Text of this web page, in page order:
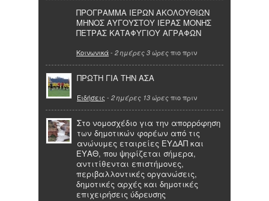
ΠΡΟΓΡΑΜΜΑ ΙΕΡΩΝ ΑΚΟΛΟΥΘΙΩΝ
ΜΗΝΟΣ ΑΥΓΟΥΣΤΟΥ ΙΕΡΑΣ ΜΟΝΗΣ
ΠΕΤΡΑΣ ΚΑΤΑΦΥΓΙΟΥ ΑΓΡΑΦΩΝ
Κοινωνικά- 2 ημέρες 3 ώρες πιο πριν
ΠΡΩΤΗ ΓΙΑ ΤΗΝ ΑΣΑ
Ειδήσεις - 2 ημέρες 13 ώρες πιο πριν
Στο νομοσχέδιο για την απορρόφηση
των δημοτικών φορέων από τις
ανώνυμες εταιρείες ΕΥΔΑΠ και
ΕΥΑΘ, που ψηφίζεται σήμερα,
αντιτίθενται επιστήμονες,
περιβαλλοντικές οργανώσεις,
δημοτικές αρχές και δημοτικές
επιχειρήσεις ύδρευσης